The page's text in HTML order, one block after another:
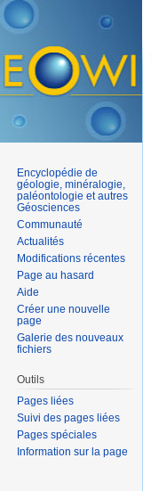
Encyclopédie de
géologie, minéralogie,
paléontologie et autres
Géosciences
Communauté
Actualités
Modifications récentes
Page au hasard
Aide
Créer une nouvelle
page
Galerie des nouveaux
fichiers
Outils
Pages liées
Suivi des pages liées
Pages spéciales
Information sur la page